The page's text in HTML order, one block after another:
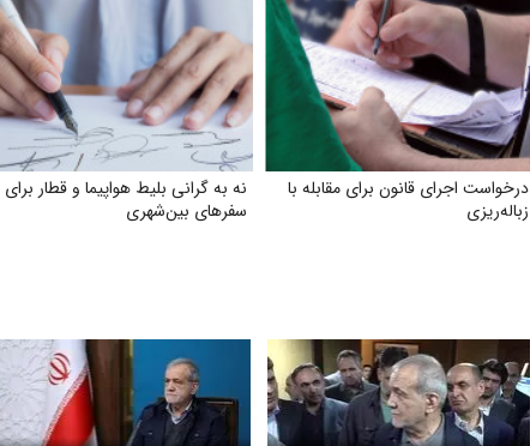
درخواست اجرای قانون برای مقابله با
زباله‌ریزی
نه به گرانی بلیط هواپیما و قطار برای
سفرهای بین‌شهری